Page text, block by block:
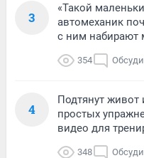
3
«Такой
автомеханик
с ним набирают
354
4
Подтянут
простых
видео для
348